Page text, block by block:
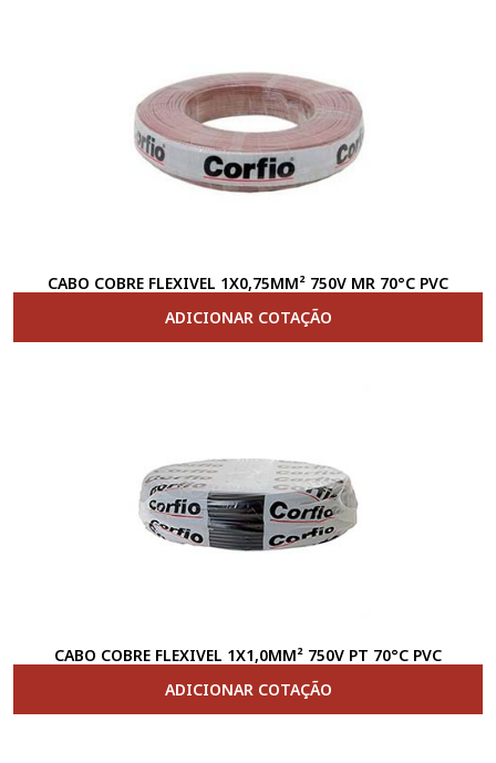
CABO COBRE FLEXIVEL 1X0,75MM² 750V MR 70°C PVC
ADICIONAR COTAÇÃO
CABO COBRE FLEXIVEL 1X1,0MM² 750V PT 70°C PVC
ADICIONAR COTAÇÃO